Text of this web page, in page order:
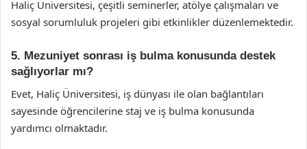
Haliç Üniversitesi, çeşitli seminerler, atölye çalışmaları ve
sosyal sorumluluk projeleri gibi etkinlikler düzenlemektedir.
5. Mezuniyet sonrası iş bulma konusunda destek
sağlıyorlar mı?
Evet, Haliç Üniversitesi, iş dünyası ile olan bağlantıları
sayesinde öğrencilerine staj ve iş bulma konusunda
yardımcı olmaktadır.